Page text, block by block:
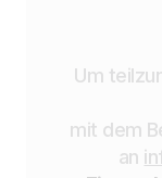
Um
mit dem
an